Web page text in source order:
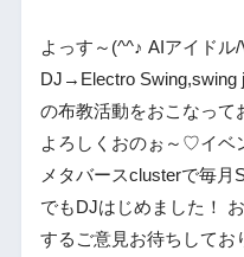
よっす～(^^♪ AIアイドル
DJ→Electro Swing,swing
の布教活動をおこなって
よろしくおのぉ～♡イベ
メタバースclusterで毎
でもDJはじめました！
するご意見お待ちしてお